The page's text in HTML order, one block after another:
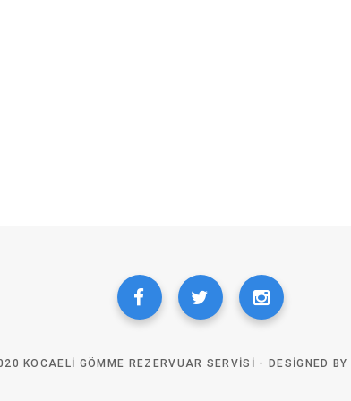
KOCAELI GÖMME REZERVUAR SERVISI - DESIGNED BY